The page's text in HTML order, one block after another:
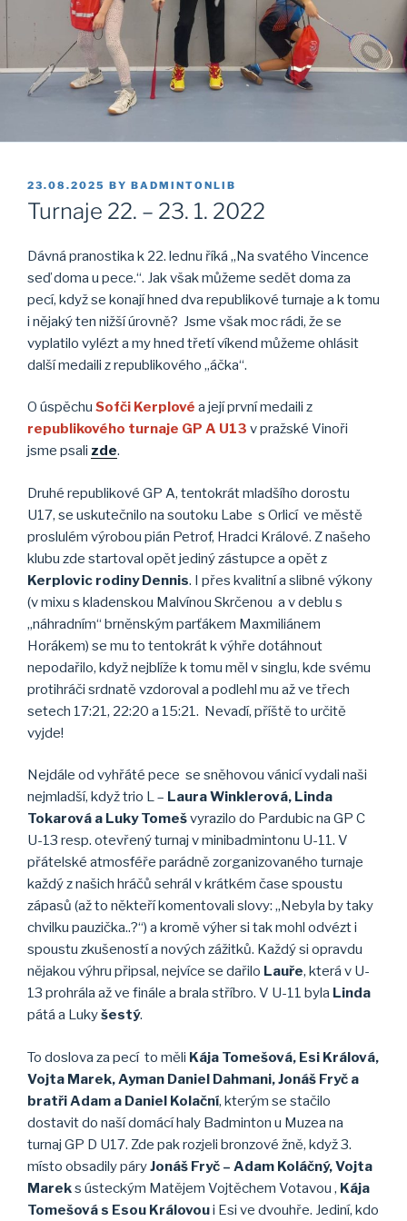
POSTED
ON
23.08.2025 BY BADMINTONLIB
Turnaje 22. – 23. 1. 2022
Dávná pranostika k 22. lednu říká „Na svatého Vincence
seď doma u pece.“. Jak však můžeme sedět doma za
pecí, když se konají hned dva republikové turnaje a k tomu
i nějaký ten nižší úrovně? Jsme však moc rádi, že se
vyplatilo vylézt a my hned třetí víkend můžeme ohlásit
další medaili z republikového „áčka“.
O úspěchu Sofči Kerplové a její první medaili z
republikového turnaje GP A U13 v pražské Vinoři
jsme psali zde.
Druhé republikové GP A, tentokrát mladšího dorostu
U17, se uskutečnilo na soutoku Labe s Orlicí ve městě
proslulém výrobou pián Petrof, Hradci Králové. Z našeho
klubu zde startoval opět jediný zástupce a opět z
Kerplovic rodiny Dennis. I přes kvalitní a slibné výkony
(v mixu s kladenskou Malvínou Skrčenou a v deblu s
„náhradním“ brněnským parťákem Maxmiliánem
Horákem) se mu to tentokrát k výhře dotáhnout
nepodařilo, když nejblíže k tomu měl v singlu, kde svému
protihráči srdnatě vzdoroval a podlehl mu až ve třech
setech 17:21, 22:20 a 15:21. Nevadí, příště to určitě
vyjde!
Nejdále od vyhřáté pece se sněhovou vánicí vydali naši
nejmladší, když trio L – Laura Winklerová, Linda
Tokarová a Luky Tomešvyrazilo do Pardubic na GP C
U-13 resp. otevřený turnaj v minibadmintonu U-11. V
přátelské atmosféře parádně zorganizovaného turnaje
každý z našich hráčů sehrál v krátkém čase spoustu
zápasů (až to někteří komentovali slovy: „Nebyla by taky
chvilku pauzička..?“) a kromě výher si tak mohl odvézt i
spoustu zkušeností a nových zážitků. Každý si opravdu
nějakou výhru připsal, nejvíce se dařilo Lauře, která v U-
13 prohrála až ve finále a brala stříbro. V U-11 byla Linda
pátá a Lukyšestý.
To doslova za pecí to měli Kája Tomešová, Esi Králová,
Vojta Marek, Ayman Daniel Dahmani, Jonáš Fryč a
bratři Adam a Daniel Kolační, kterým se stačilo
dostavit do naší domácí haly Badminton u Muzea na
turnaj GP D U17. Zde pak rozjeli bronzové žně, když 3.
místo obsadily páryJonáš Fryč – Adam Koláčný, Vojta
Mareks ústeckým Matějem Vojtěchem Votavou , Kája
Tomešová s Esou Královoui Esi ve dvouhře. Jediní, kdo